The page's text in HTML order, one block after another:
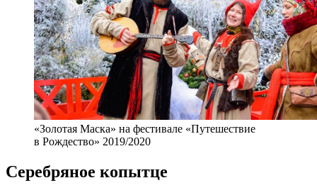
«Золотая Маска» на фестивале «Путешествие
в Рождество» 2019/2020
Серебряное копытце